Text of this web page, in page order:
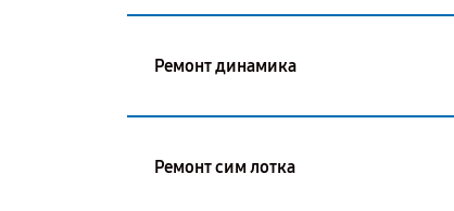
Ремонт динамика
Ремонт сим лотка